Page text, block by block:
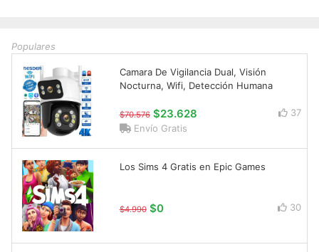
Populares
Camara De Vigilancia Dual, Visión
Nocturna, Wifi, Detección Humana
$70.576 $23.628
37
Envío Gratis
Los Sims 4 Gratis en Epic Games
$4.990 $0 30